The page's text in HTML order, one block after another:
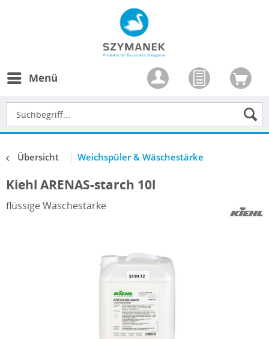
Menü
Übersicht Weichspüler & Wäschestärke
Kiehl ARENAS-starch 10l
flüssige Wäschestärke